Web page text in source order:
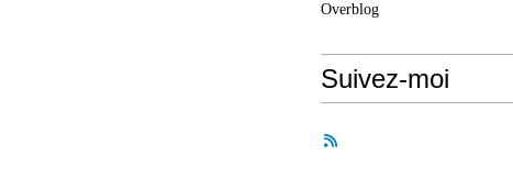
Overblog
Suivez-moi